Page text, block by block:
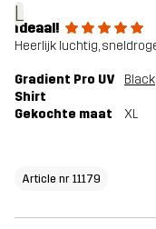
L
Ideaal!
Heerlijk luchtig,
Gradient Pro UV
Shirt
Black
Gekochte maat XL
Article nr 11179